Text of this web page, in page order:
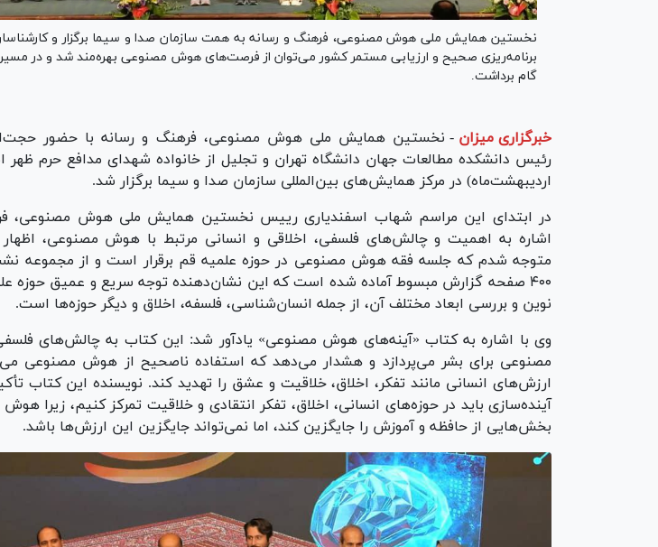
نخستین همایش ملی هوش مصنوعی، فرهنگ و رسانه به همت سازمان صدا و سیما برگزار و
برنامه‌ریزی صحیح و ارزیابی مستمر کشور می‌توان از فرصت‌های هوش مصنوعی بهره‌مند شد و در
گام برداشت.
خبرگزاری میزان - نخستین همایش ملی هوش مصنوعی، فرهنگ و رسانه با حضور
اردیبهشت‌ماه) در مرکز همایش‌های بین‌المللی سازمان صدا و سیما برگزار شد.
در ابتدای این مراسم شهاب اسفندیاری رییس نخستین همایش ملی هوش مصنوعی،
اشاره به اهمیت و چالش‌های فلسفی، اخلاقی و انسانی مرتبط با هوش مصنوعی،
متوجه شدم که جلسه فقه هوش مصنوعی در حوزه علمیه قم برقرار است و از مجموعه
۴۰۰ صفحه گزارش مبسوط آماده شده است که این نشان‌دهنده توجه سریع و عمیق حوزه
نوین و بررسی ابعاد مختلف آن، از جمله انسان‌شناسی، فلسفه، اخلاق و دیگر حوزه‌ها است.
وی با اشاره به کتاب «آینه‌های هوش مصنوعی» یادآور شد: این کتاب به چالش‌های
مصنوعی برای بشر می‌پردازد و هشدار می‌دهد که استفاده ناصحیح از هوش مصنوعی
ارزش‌های انسانی مانند تفکر، اخلاق، خلاقیت و عشق را تهدید کند. نویسنده این کتاب
آینده‌سازی باید در حوزه‌های انسانی، اخلاق، تفکر انتقادی و خلاقیت تمرکز کنیم، زیرا
بخش‌هایی از حافظه و آموزش را جایگزین کند، اما نمی‌تواند جایگزین این ارزش‌ها باشد.